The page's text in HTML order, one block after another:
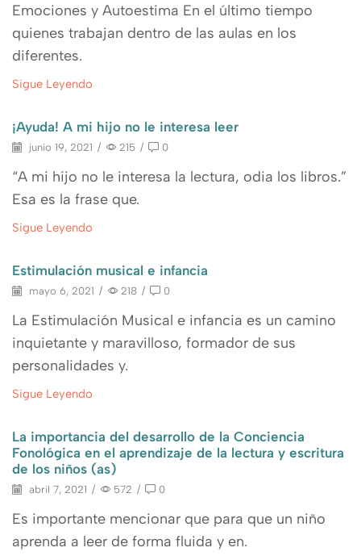
Emociones y Autoestima En el último tiempo
quienes trabajan dentro de las aulas en los
diferentes.
Sigue Leyendo
¡Ayuda! A mi hijo no le interesa leer
junio 19, 2021 / 215 / 0
“A mi hijo no le interesa la lectura, odia los libros.”
Esa es la frase que.
Sigue Leyendo
Estimulación musical e infancia
mayo 6, 2021 / 218 / 0
La Estimulación Musical e infancia es un camino
inquietante y maravilloso, formador de sus
personalidades y.
Sigue Leyendo
La importancia del desarrollo de la Conciencia
Fonológica en el aprendizaje de la lectura y escritura
de los niños (as)
abril 7, 2021 / 572 / 0
Es importante mencionar que para que un niño
aprenda a leer de forma fluida y en.